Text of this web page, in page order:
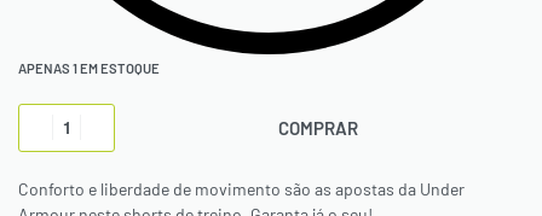
APENAS 1 EM ESTOQUE
COMPRAR
Conforto e liberdade de movimento são as apostas da Under